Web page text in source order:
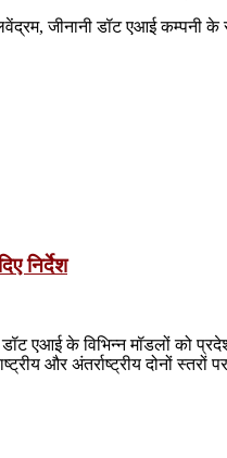
जीनानी डॉट एआई कम्पनी
निर्देश
एआई के विभिन्न मॉडलों को
और अंतर्राष्ट्रीय दोनों